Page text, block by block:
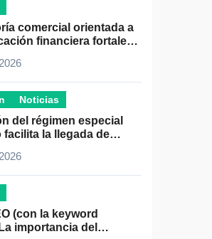
comercial orientada a
financiera fortalece
Noticias
del régimen especial
la llegada de
(con la keyword
importancia del